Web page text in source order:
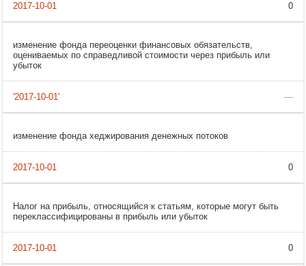
0
изменение фонда переоценки финансовых обязательств,
оцениваемых по справедливой стоимости через прибыль или
убыток
—
изменение фонда хеджирования денежных потоков
0
Налог на прибыль, относящийся к статьям, которые могут быть
переклассифицированы в прибыль или убыток
0